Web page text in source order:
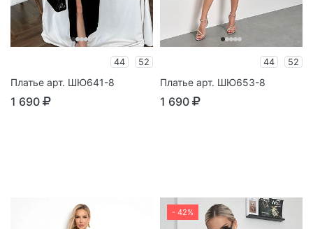
44 52
Платье арт. ШЮ641-8
1 690
44 52
Платье арт. ШЮ653-8
1 690
- 42%